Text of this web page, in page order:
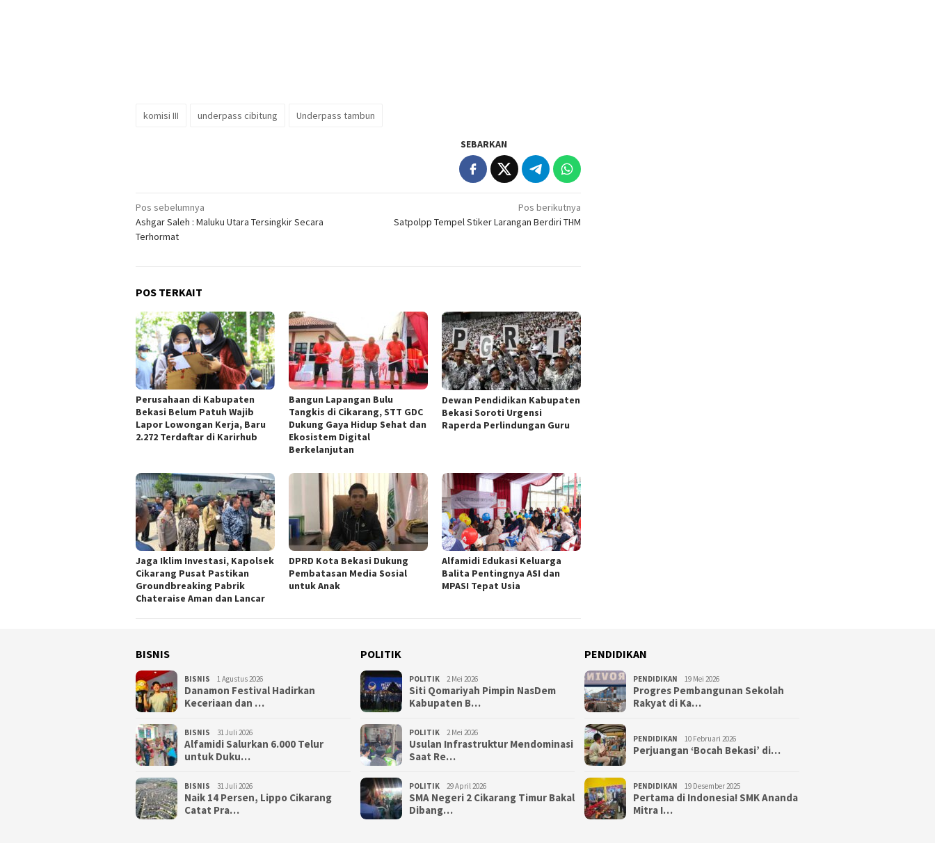
komisi III underpass cibitung Underpass tambun
SEBARKAN
Navigasi
pos
Pos sebelumnya
Ashgar Saleh : Maluku Utara Tersingkir Secara
Terhormat
Pos berikutnya
Satpolpp Tempel Stiker Larangan Berdiri THM
POS TERKAIT
Perusahaan di Kabupaten
Bekasi Belum Patuh Wajib
Lapor Lowongan Kerja, Baru
2.272 Terdaftar di Karirhub
Bangun Lapangan Bulu
Tangkis di Cikarang, STT GDC
Dukung Gaya Hidup Sehat dan
Ekosistem Digital
Berkelanjutan
Dewan Pendidikan Kabupaten
Bekasi Soroti Urgensi
Raperda Perlindungan Guru
Jaga Iklim Investasi, Kapolsek
Cikarang Pusat Pastikan
Groundbreaking Pabrik
Chateraise Aman dan Lancar
DPRD Kota Bekasi Dukung
Pembatasan Media Sosial
untuk Anak
Alfamidi Edukasi Keluarga
Balita Pentingnya ASI dan
MPASI Tepat Usia
BISNIS
BISNIS 1 Agustus 2026
Danamon Festival Hadirkan
Keceriaan dan …
BISNIS 31 Juli 2026
Alfamidi Salurkan 6.000 Telur
untuk Duku…
BISNIS 31 Juli 2026
Naik 14 Persen, Lippo Cikarang
Catat Pra…
POLITIK
POLITIK 2 Mei 2026
Siti Qomariyah Pimpin NasDem
Kabupaten B…
POLITIK 2 Mei 2026
Usulan Infrastruktur Mendominasi
Saat Re…
POLITIK 29 April 2026
SMA Negeri 2 Cikarang Timur Bakal
Dibang…
PENDIDIKAN
PENDIDIKAN 19 Mei 2026
Progres Pembangunan Sekolah
Rakyat di Ka…
PENDIDIKAN 10 Februari 2026
Perjuangan ‘Bocah Bekasi’ di…
PENDIDIKAN 19 Desember 2025
Pertama di Indonesia! SMK Ananda
Mitra I…